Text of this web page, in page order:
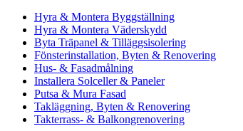
Hyra & Montera Byggställning
Hyra & Montera Väderskydd
Byta Träpanel & Tilläggsisolering
Fönsterinstallation, Byten & Renovering
Hus- & Fasadmålning
Installera Solceller & Paneler
Putsa & Mura Fasad
Takläggning, Byten & Renovering
Takterrass- & Balkongrenovering